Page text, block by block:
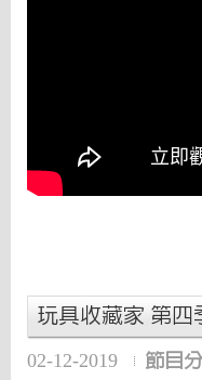
玩具收藏家 第四
02-12-2019 節目